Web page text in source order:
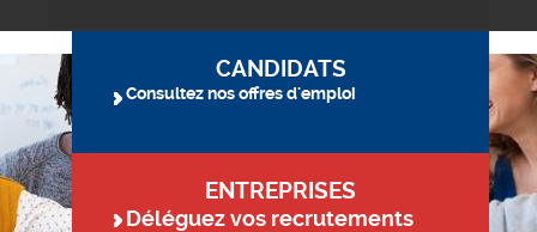
CANDIDATS
Consultez nos offres d'emploi
ENTREPRISES
Déléguez vos recrutements